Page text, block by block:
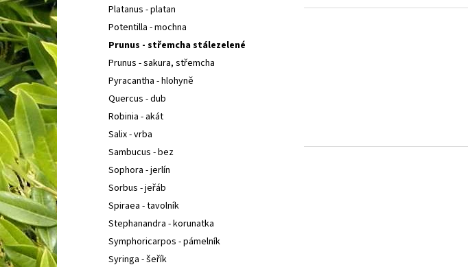
Platanus - platan
Potentilla - mochna
Prunus - střemcha stálezelené
Prunus - sakura, střemcha
Pyracantha - hlohyně
Quercus - dub
Robinia - akát
Salix - vrba
Sambucus - bez
Sophora - jerlín
Sorbus - jeřáb
Spiraea - tavolník
Stephanandra - korunatka
Symphoricarpos - pámelník
Syringa - šeřík